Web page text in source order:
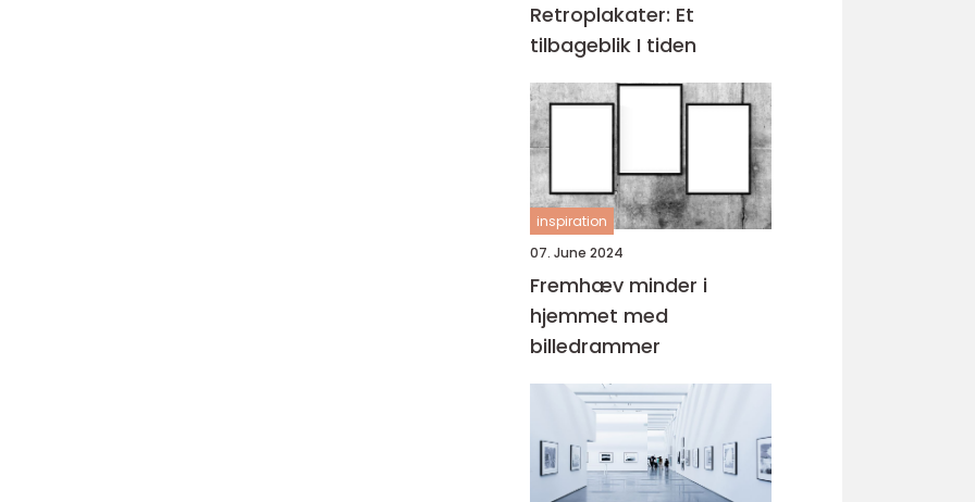
Retroplakater: Et
tilbageblik I tiden
inspiration
07. June 2024
Fremhæv minder i
hjemmet med
billedrammer